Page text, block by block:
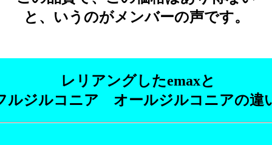
と、いうのがメンバーの声です。
レリアングしたemaxと
ルジルコニア オールジルコニアの違